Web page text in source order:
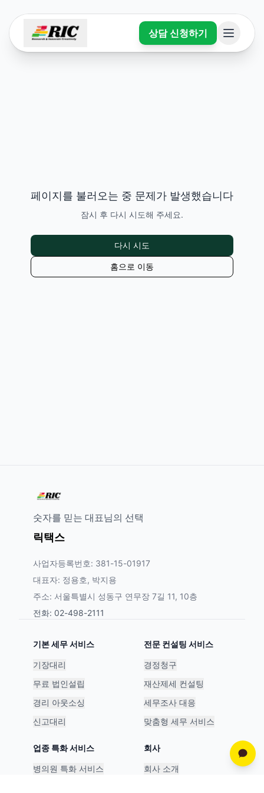
상담 신청하기
페이지를 불러오는 중 문제가 발생했습니다
잠시 후 다시 시도해 주세요.
다시 시도
홈으로 이동
숫자를 믿는 대표님의 선택
릭택스
사업자등록번호: 381-15-01917
대표자: 정용호, 박지용
주소: 서울특별시 성동구 연무장 7길 11, 10층
전화: 02-498-2111
기본 세무 서비스
기장대리
무료 법인설립
경리 아웃소싱
신고대리
전문 컨설팅 서비스
경정청구
재산제세 컨설팅
세무조사 대응
맞춤형 세무 서비스
업종 특화 서비스
병의원 특화 서비스
회사
회사 소개